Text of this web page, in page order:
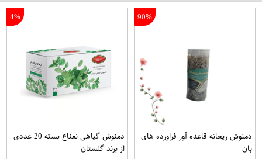
90%
دمنوش ریحانه قاعده آور فراورده های
بان
4%
دمنوش گیاهی نعناع بسته 20 عددی
از برند گلستان